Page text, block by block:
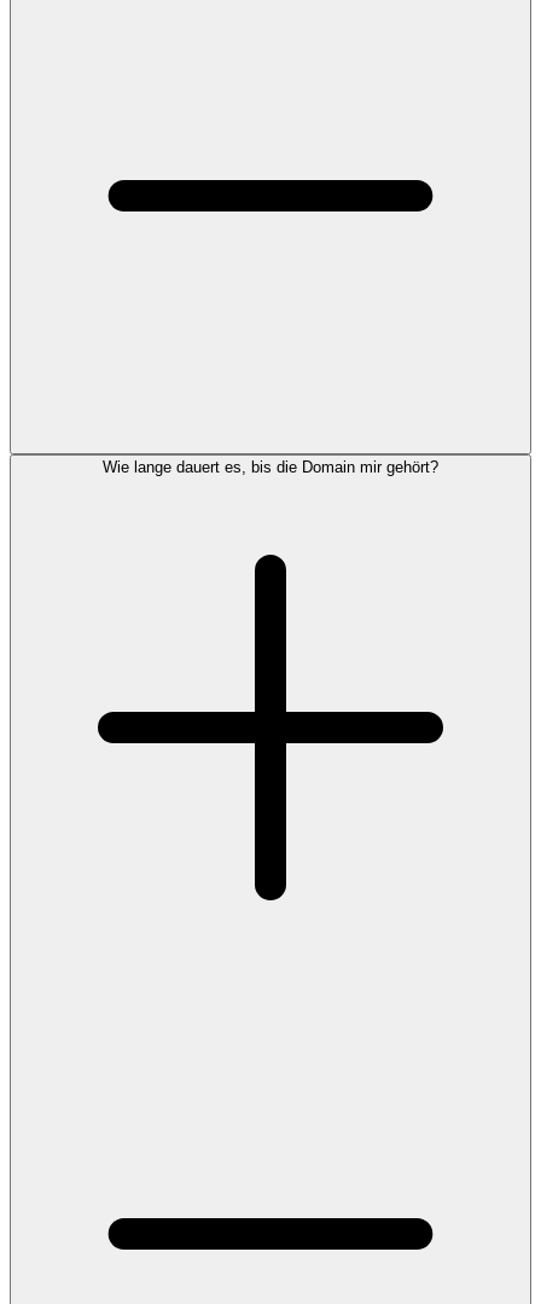
Wie lange dauert es, bis die Domain mir gehört?